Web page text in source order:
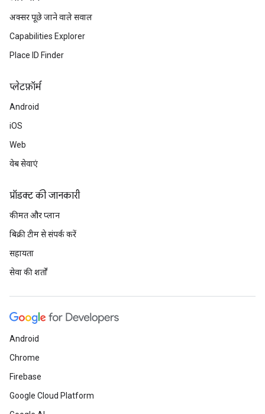
अक्सर पूछे जाने वाले सवाल
Capabilities Explorer
Place ID Finder
प्‍लेटफ़ॉर्म
Android
iOS
Web
वेब सेवाएं
प्रॉडक्ट की जानकारी
कीमत और प्लान
बिक्री टीम से संपर्क करें
सहायता
सेवा की शर्तों
Android
Chrome
Firebase
Google Cloud Platform